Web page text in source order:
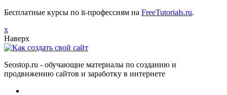
Бесплатные курсы по it-профессиям на FreeTutorials.ru.
х
Наверх
Seostop.ru - обучающие материалы по созданию и
продвижению сайтов и заработку в интернете